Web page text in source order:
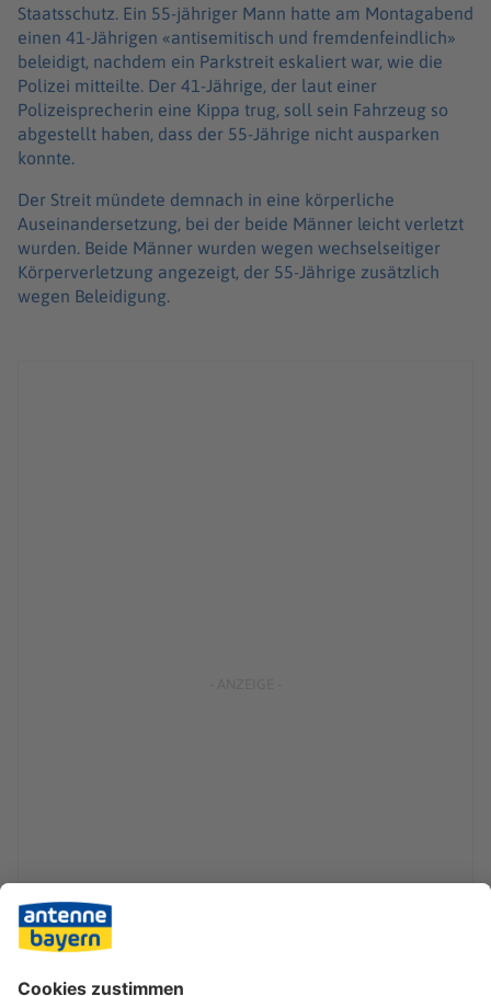
Staatsschutz. Ein 55-jähriger Mann hatte am Montagabend
einen 41-Jährigen «antisemitisch und fremdenfeindlich»
beleidigt, nachdem ein Parkstreit eskaliert war, wie die
Polizei mitteilte. Der 41-Jährige, der laut einer
Polizeisprecherin eine Kippa trug, soll sein Fahrzeug so
abgestellt haben, dass der 55-Jährige nicht ausparken
konnte.
Der Streit mündete demnach in eine körperliche
Auseinandersetzung, bei der beide Männer leicht verletzt
wurden. Beide Männer wurden wegen wechselseitiger
Körperverletzung angezeigt, der 55-Jährige zusätzlich
wegen Beleidigung.